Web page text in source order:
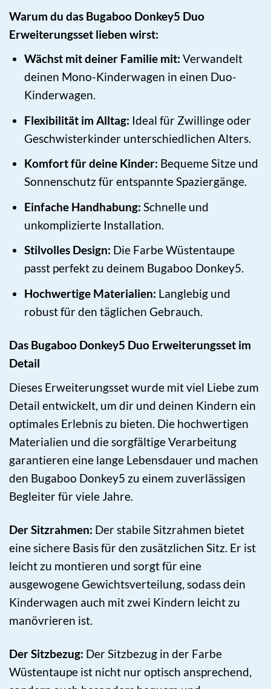
Warum du das Bugaboo Donkey5 Duo
Erweiterungsset lieben wirst:
Wächst mit deiner Familie mit: Verwandelt
deinen Mono-Kinderwagen in einen Duo-
Kinderwagen.
Flexibilität im Alltag: Ideal für Zwillinge oder
Geschwisterkinder unterschiedlichen Alters.
Komfort für deine Kinder: Bequeme Sitze und
Sonnenschutz für entspannte Spaziergänge.
Einfache Handhabung: Schnelle und
unkomplizierte Installation.
Stilvolles Design: Die Farbe Wüstentaupe
passt perfekt zu deinem Bugaboo Donkey5.
Hochwertige Materialien: Langlebig und
robust für den täglichen Gebrauch.
Das Bugaboo Donkey5 Duo Erweiterungsset im
Detail
Dieses Erweiterungsset wurde mit viel Liebe zum
Detail entwickelt, um dir und deinen Kindern ein
optimales Erlebnis zu bieten. Die hochwertigen
Materialien und die sorgfältige Verarbeitung
garantieren eine lange Lebensdauer und machen
den Bugaboo Donkey5 zu einem zuverlässigen
Begleiter für viele Jahre.
Der Sitzrahmen: Der stabile Sitzrahmen bietet
eine sichere Basis für den zusätzlichen Sitz. Er ist
leicht zu montieren und sorgt für eine
ausgewogene Gewichtsverteilung, sodass dein
Kinderwagen auch mit zwei Kindern leicht zu
manövrieren ist.
Der Sitzbezug: Der Sitzbezug in der Farbe
Wüstentaupe ist nicht nur optisch ansprechend,